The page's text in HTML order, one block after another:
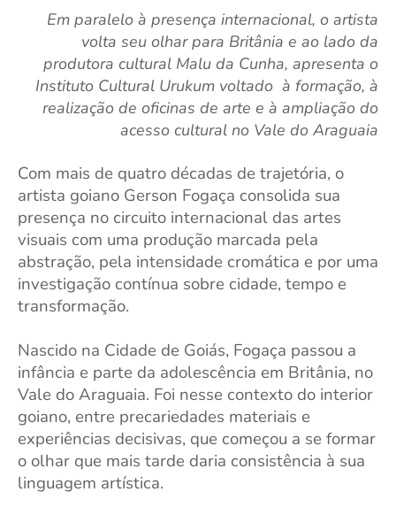
Em paralelo à presença internacional, o artista
volta seu olhar para Britânia e ao lado da
produtora cultural Malu da Cunha, apresenta o
Instituto Cultural Urukum voltado à formação, à
realização de oficinas de arte e à ampliação do
acesso cultural no Vale do Araguaia
Com mais de quatro décadas de trajetória, o
artista goiano Gerson Fogaça consolida sua
presença no circuito internacional das artes
visuais com uma produção marcada pela
abstração, pela intensidade cromática e por uma
investigação contínua sobre cidade, tempo e
transformação.
Nascido na Cidade de Goiás, Fogaça passou a
infância e parte da adolescência em Britânia, no
Vale do Araguaia. Foi nesse contexto do interior
goiano, entre precariedades materiais e
experiências decisivas, que começou a se formar
o olhar que mais tarde daria consistência à sua
linguagem artística.